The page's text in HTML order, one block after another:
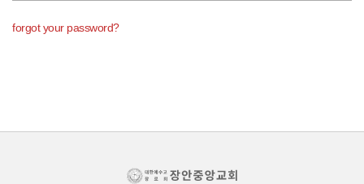
forgot your password?